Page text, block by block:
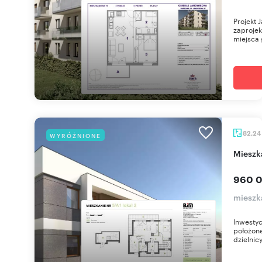
Projekt
miejsca
WYRÓŻNIONE 82,24
960